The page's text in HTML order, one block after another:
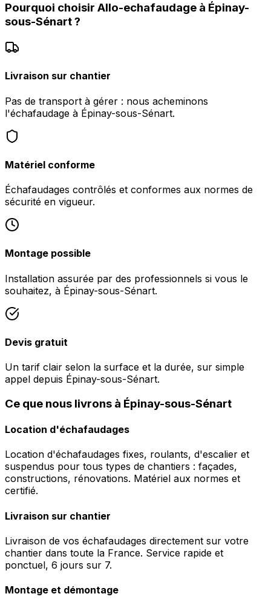
Pourquoi choisir Allo-echafaudage à Épinay-
sous-Sénart?
Livraison sur chantier
Pas de transport à gérer : nous acheminons
l'échafaudage à Épinay-sous-Sénart.
Matériel conforme
Échafaudages contrôlés et conformes aux normes de
sécurité en vigueur.
Montage possible
Installation assurée par des professionnels si vous le
souhaitez, à Épinay-sous-Sénart.
Devis gratuit
Un tarif clair selon la surface et la durée, sur simple
appel depuis Épinay-sous-Sénart.
Ce que nous livrons à Épinay-sous-Sénart
Location d'échafaudages
Location d'échafaudages fixes, roulants, d'escalier et
suspendus pour tous types de chantiers : façades,
constructions, rénovations. Matériel aux normes et
certifié.
Livraison sur chantier
Livraison de vos échafaudages directement sur votre
chantier dans toute la France. Service rapide et
ponctuel, 6 jours sur 7.
Montage et démontage